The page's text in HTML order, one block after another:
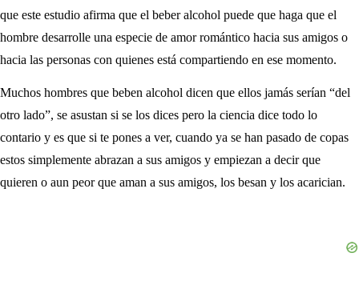
que este estudio afirma que el beber alcohol puede que haga que el
hombre desarrolle una especie de amor romántico hacia sus amigos o
hacia las personas con quienes está compartiendo en ese momento.
Muchos hombres que beben alcohol dicen que ellos jamás serían “del
otro lado”, se asustan si se los dices pero la ciencia dice todo lo
contario y es que si te pones a ver, cuando ya se han pasado de copas
estos simplemente abrazan a sus amigos y empiezan a decir que
quieren o aun peor que aman a sus amigos, los besan y los acarician.